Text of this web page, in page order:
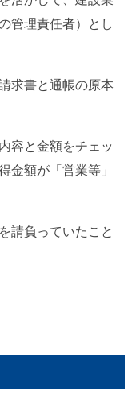
管理責任者）とし
求書と通帳の原本
容と金額をチェッ
金額が「営業等」
請負っていたこと